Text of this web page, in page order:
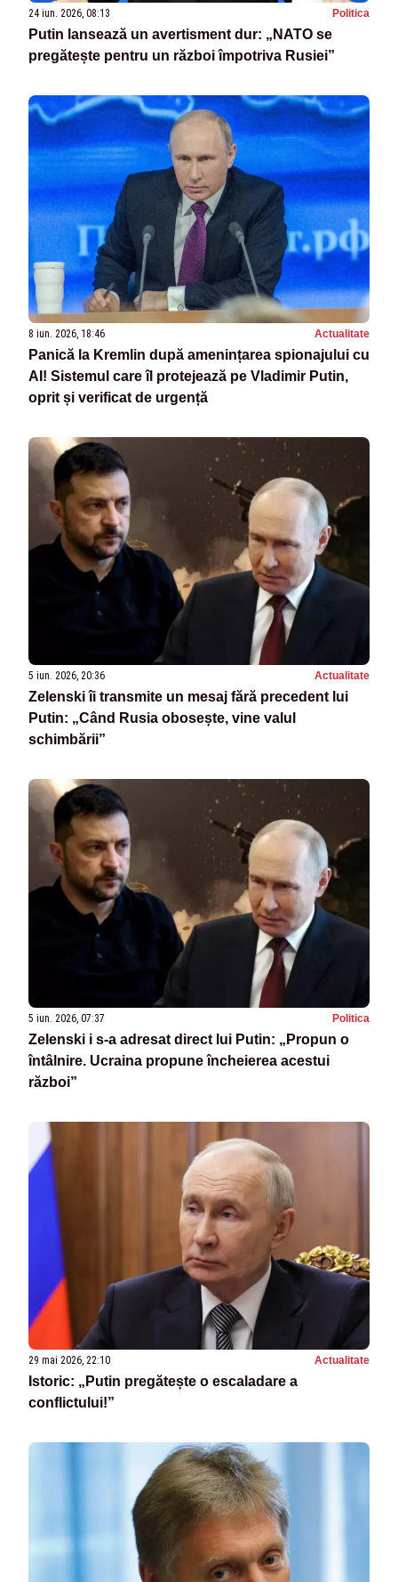
24 iun. 2026, 08:13 Politica
Putin lansează un avertisment dur: „NATO se
pregătește pentru un război împotriva Rusiei”
8 iun. 2026, 18:46 Actualitate
Panică la Kremlin după amenințarea spionajului cu
AI! Sistemul care îl protejează pe Vladimir Putin,
oprit și verificat de urgență
5 iun. 2026, 20:36 Actualitate
Zelenski îi transmite un mesaj fără precedent lui
Putin: „Când Rusia obosește, vine valul
schimbării”
5 iun. 2026, 07:37 Politica
Zelenski i s-a adresat direct lui Putin: „Propun o
întâlnire. Ucraina propune încheierea acestui
război”
29 mai 2026, 22:10 Actualitate
Istoric: „Putin pregătește o escaladare a
conflictului!”